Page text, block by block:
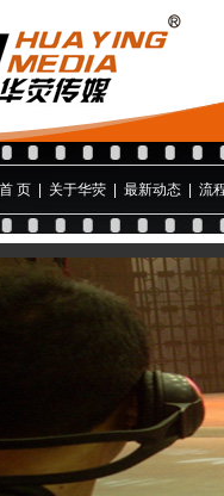
首 页| 关于华荧| 最新动态| 流